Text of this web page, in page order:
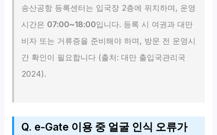
송산공항 등록센터는 입국장 2층에 위치하며, 운영
시간은 07:00~18:00입니다. 등록 시 여권과 대만
비자 또는 거류증을 준비해야 하며, 방문 전 운영시
간 확인이 필요합니다 (출처: 대만 출입국관리국
2024).
Q. e-Gate 이용 중 얼굴 인식 오류가